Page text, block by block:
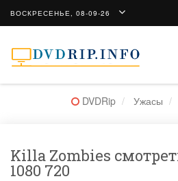
ВОСКРЕСЕНЬЕ, 08-09-26
DVDRip Ужасы
Killa Zombies
1080 720